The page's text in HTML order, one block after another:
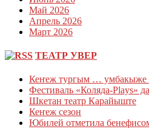
Май 2026
Апрель 2026
Март 2026
ТЕАТР УВЕР
Кеҥеж тургым … умбакыже
Фестиваль «Коляда-Plays»
Шкетан театр Карайыште
Кеҥеж сезон
Юбилей отметила